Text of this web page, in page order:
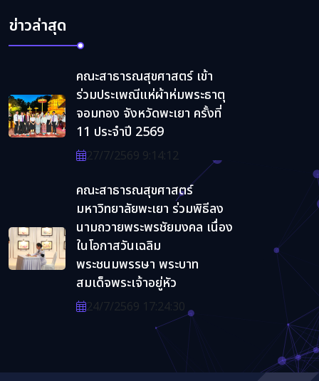
ข่าวล่าสุด
คณะสาธารณสุขศาสตร์ เข้า
ร่วมประเพณีแห่ผ้าห่มพระธาตุ
จอมทอง จังหวัดพะเยา ครั้งที่
11 ประจำปี 2569
27/7/2569 9:14:12
คณะสาธารณสุขศาสตร์
มหาวิทยาลัยพะเยา ร่วมพิธีลง
นามถวายพระพรชัยมงคล เนื่อง
ในโอกาสวันเฉลิม
พระชนมพรรษา พระบาท
สมเด็จพระเจ้าอยู่หัว
24/7/2569 17:24:30